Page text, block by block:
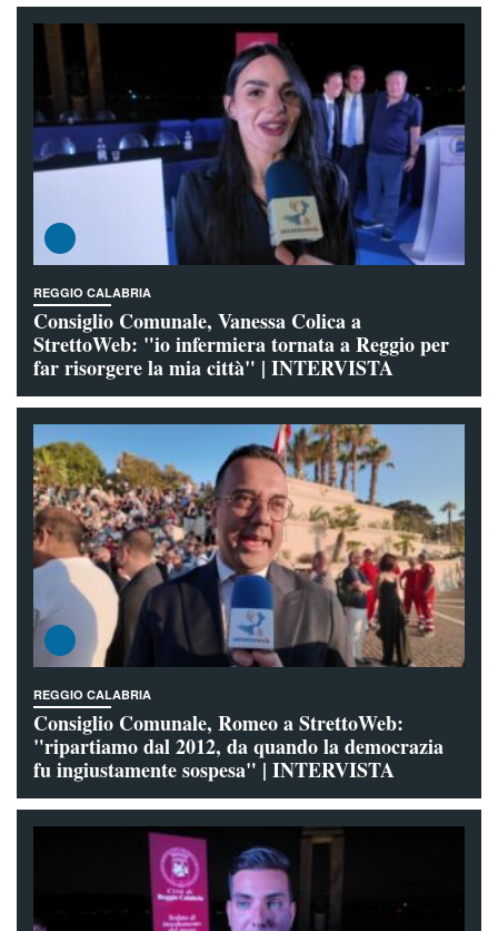
REGGIO CALABRIA
Consiglio Comunale, Vanessa Colica a
StrettoWeb: "io infermiera tornata a Reggio per
far risorgere la mia città" | INTERVISTA
REGGIO CALABRIA
Consiglio Comunale, Romeo a StrettoWeb:
"ripartiamo dal 2012, da quando la democrazia
fu ingiustamente sospesa" | INTERVISTA